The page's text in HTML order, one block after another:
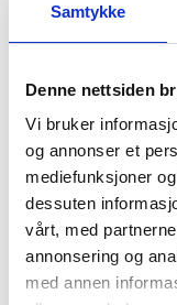
Samtykke
Denne nettsiden
Vi bruker
og annonser et
mediefunksjoner
dessuten
vårt, med
annonsering og
med annen
Passer med
DAG 40 CL